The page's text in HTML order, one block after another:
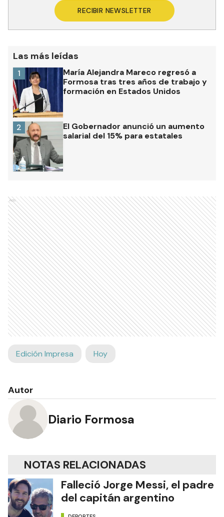
RECIBIR NEWSLETTER
Las más leídas
María Alejandra Mareco regresó a
Formosa tras tres años de trabajo y
formación en Estados Unidos
1
El Gobernador anunció un aumento
salarial del 15% para estatales
2
Ads
Edición Impresa Hoy
Autor
Diario Formosa
NOTAS RELACIONADAS
Falleció Jorge Messi, el padre
del capitán argentino